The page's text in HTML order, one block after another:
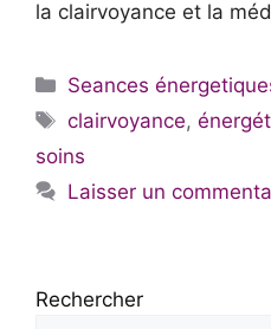
la clairvoyance et la
Catégories
Seances
Étiquettes
clairvoyance,
soins
Laisser un
Rechercher